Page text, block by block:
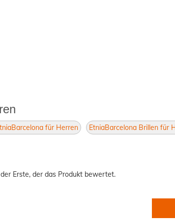
für Herren EtniaBarcelona Brillen für
Erste, der das Produkt bewertet.